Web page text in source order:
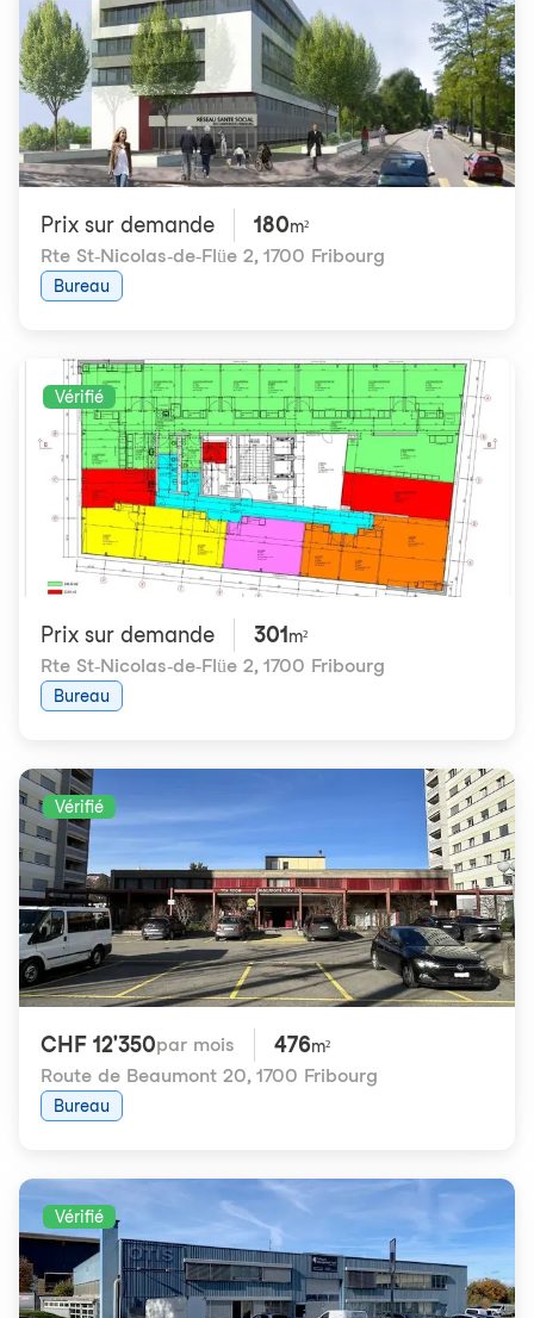
Prix ​​sur demande 180m²
Rte St-Nicolas-de-Flüe 2, 1700 Fribourg
Bureau
Vérifié
Prix ​​sur demande 301 m²
Rte St-Nicolas-de-Flüe 2, 1700 Fribourg
Bureau
Vérifié
CHF 12'350par mois 476m²
Route de Beaumont 20, 1700 Fribourg
Bureau
Vérifié